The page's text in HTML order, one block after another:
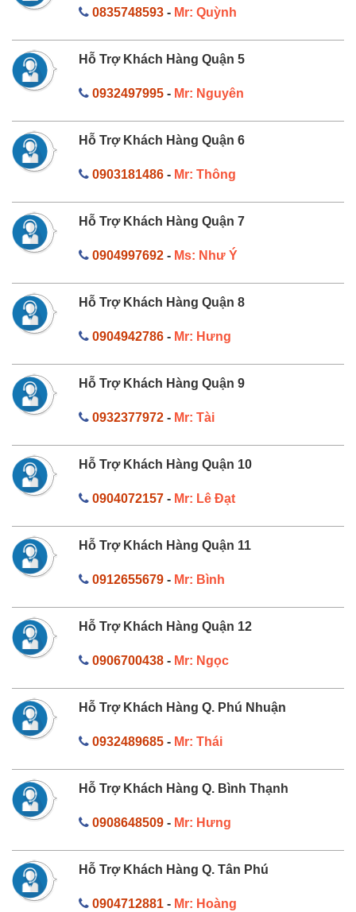
0835748593- Mr: Quỳnh
Hỗ Trợ Khách Hàng Quận 5
0932497995- Mr: Nguyên
Hỗ Trợ Khách Hàng Quận 6
0903181486- Mr: Thông
Hỗ Trợ Khách Hàng Quận 7
0904997692- Ms: Như Ý
Hỗ Trợ Khách Hàng Quận 8
0904942786- Mr: Hưng
Hỗ Trợ Khách Hàng Quận 9
0932377972- Mr: Tài
Hỗ Trợ Khách Hàng Quận 10
0904072157- Mr: Lê Đạt
Hỗ Trợ Khách Hàng Quận 11
0912655679- Mr: Bình
Hỗ Trợ Khách Hàng Quận 12
0906700438- Mr: Ngọc
Hỗ Trợ Khách Hàng Q. Phú Nhuận
0932489685- Mr: Thái
Hỗ Trợ Khách Hàng Q. Bình Thạnh
0908648509- Mr: Hưng
Hỗ Trợ Khách Hàng Q. Tân Phú
0904712881- Mr: Hoàng